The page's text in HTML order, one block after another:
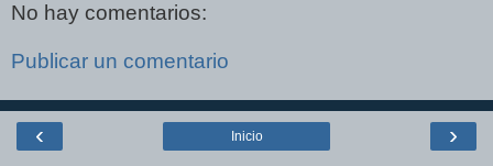
No hay comentarios:
Publicar un comentario
‹ ›
Inicio